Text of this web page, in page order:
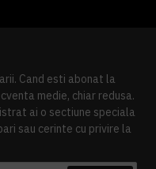
Cand esti abonat la
medie, chiar redusa.
ai o sectiune speciala
sau cerinte cu privire la